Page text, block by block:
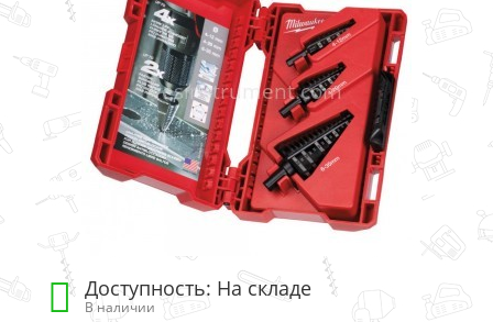
Доступность: На складе
В наличии